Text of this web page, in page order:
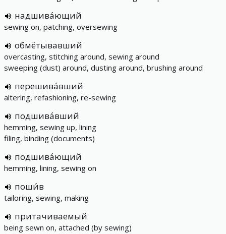
надшива́ющий
sewing on, patching, oversewing
обмётывавший
overcasting, stitching around, sewing around
sweeping (dust) around, dusting around, brushing around
перешива́вший
altering, refashioning, re-sewing
подшива́вший
hemming, sewing up, lining
filing, binding (documents)
подшива́ющий
hemming, lining, sewing on
поши́в
tailoring, sewing, making
притачиваемый
being sewn on, attached (by sewing)